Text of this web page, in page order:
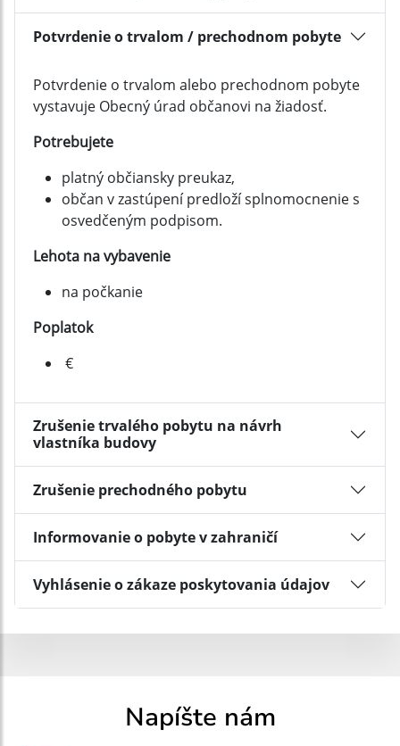
Potvrdenie o trvalom / prechodnom pobyte
Potvrdenie o trvalom alebo prechodnom pobyte
vystavuje Obecný úrad občanovi na žiadosť.
Potrebujete
platný občiansky preukaz,
občan v zastúpení predloží splnomocnenie s
osvedčeným podpisom.
Lehota na vybavenie
na počkanie
Poplatok
€
Zrušenie trvalého pobytu na návrh
vlastníka budovy
Zrušenie prechodného pobytu
Informovanie o pobyte v zahraničí
Vyhlásenie o zákaze poskytovania údajov
Napíšte nám